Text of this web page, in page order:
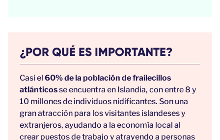
¿POR QUÉ ES IMPORTANTE?
Casi el 60% de la población de frailecillos
atlánticosse encuentra en Islandia, con entre 8 y
10 millones de individuos nidificantes. Son una
gran atracción para los visitantes islandeses y
extranjeros, ayudando a la economía local al
crear puestos de trabajo y atrayendo a personas